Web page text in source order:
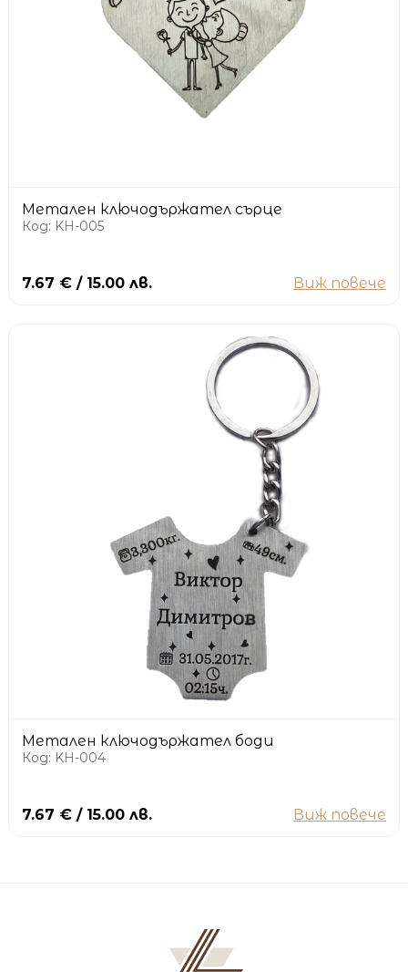
Метален ключодържател сърце
Код: KH-005
7.67 € / 15.00 лв. Виж повече
Метален ключодържател боди
Код: KH-004
7.67 € / 15.00 лв. Виж повече